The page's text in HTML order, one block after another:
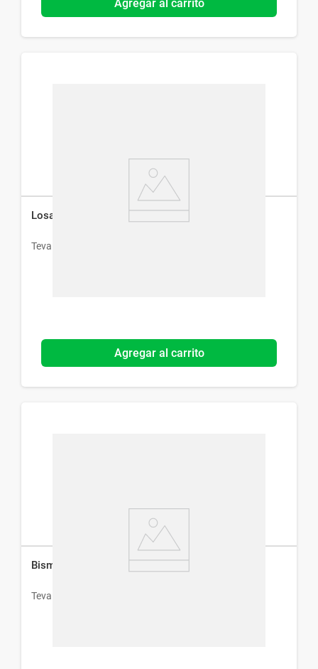
Agregar al carrito
Losartan Potásico Teva 50 mg x 30 comp
Teva
Agregar al carrito
Bismutol Masticable x 8 Comprimidos
Teva